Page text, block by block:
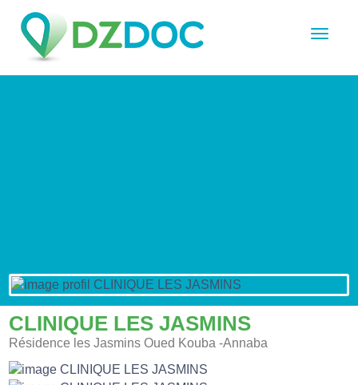
CLINIQUE LES JASMINS
Résidence les Jasmins Oued Kouba -Annaba